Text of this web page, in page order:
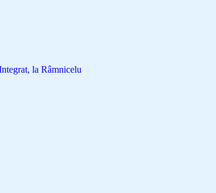
la Râmnicelu